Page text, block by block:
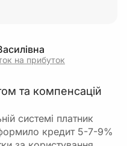
на прибуток
та компенсацій
системі платник
кредит 5-7-9%